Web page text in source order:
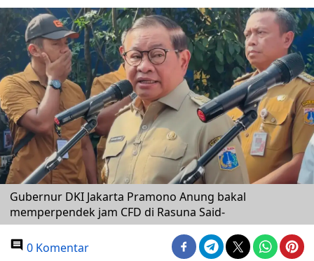
Gubernur DKI Jakarta Pramono Anung bakal
memperpendek jam CFD di Rasuna Said-
0 Komentar